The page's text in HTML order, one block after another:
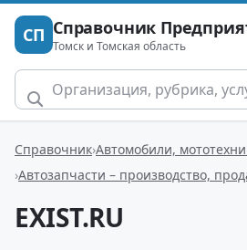
СП Справочник
Томск и Томская область
Справочник Автомобили,
Автозапчасти – производство,
EXIST.RU